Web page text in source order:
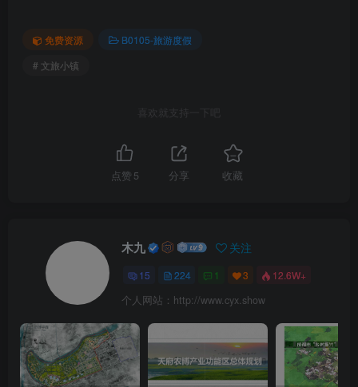
免费资源
B0105-旅游度假
# 文旅小镇
喜欢就支持一下吧
点赞 5 分享 收藏
木九 关注
15 224 1 3 12.6W+
个人网站：http://www.cyx.show